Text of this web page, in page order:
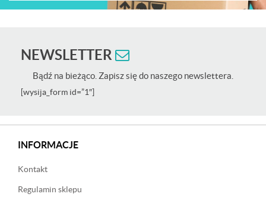
NEWSLETTER
Bądź na bieżąco. Zapisz się do naszego newslettera.
[wysija_form id=”1″]
INFORMACJE
Kontakt
Regulamin sklepu